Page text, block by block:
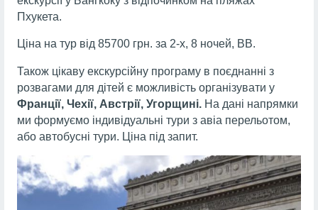
Пхукета.
Ціна на тур від 85700 грн. за 2-х, 8 ночей, ВВ.
Також цікаву екскурсійну програму в поєднанні з
розвагами для дітей є можливість організувати у
Франції, Чехії, Австрії, Угорщині.На дані напрямки
ми формуємо індивідуальні тури з авіа перельотом,
або автобусні тури. Ціна під запит.